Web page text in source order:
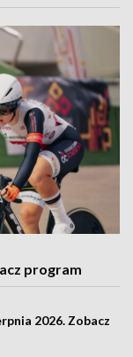
program
2026. Zobacz